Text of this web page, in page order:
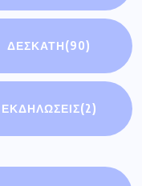
ΔΕΣΚΑΤΗ(90)
ΕΚΔΗΛΩΣΕΙΣ(2)